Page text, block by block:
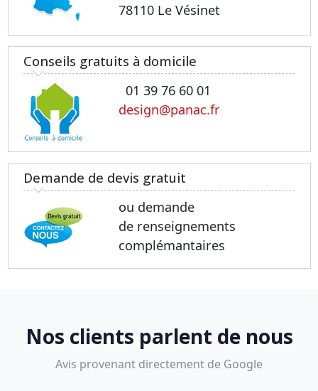
78110 Le Vésinet
Conseils gratuits à domicile
01 39 76 60 01
design@panac.fr
Demande de devis gratuit
ou demande
de renseignements
complémantaires
Nos clients parlent de nous
Avis provenant directement de Google